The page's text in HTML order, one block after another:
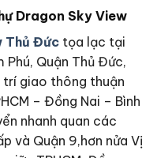
Dragon Sky View
Thủ Đức tọa lạc tại
Phú, Quận Thủ Đức,
trí giao thông thuận
– Đồng Nai – Bình
nhanh quan các
và Quận 9,hơn nửa Vị